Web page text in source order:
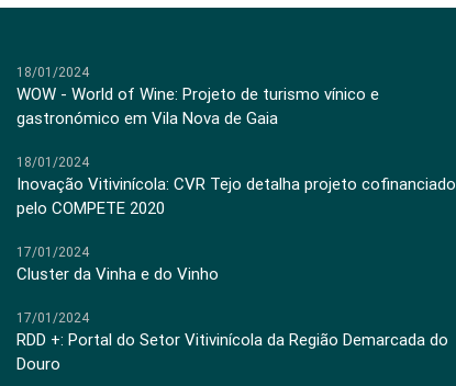
18/01/2024
WOW - World of Wine: Projeto de turismo vínico e
gastronómico em Vila Nova de Gaia
18/01/2024
Inovação Vitivinícola: CVR Tejo detalha projeto cofinanciado
pelo COMPETE 2020
17/01/2024
Cluster da Vinha e do Vinho
17/01/2024
RDD +: Portal do Setor Vitivinícola da Região Demarcada do
Douro